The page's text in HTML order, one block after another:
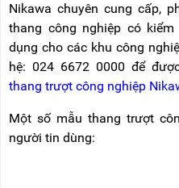
Nikawa chuyên cung cấp,
thang công nghiệp có
dụng cho các khu công
hệ: 024 6672 0000 để
thang trượt công nghiệp
Một số mẫu thang trượt
người tin dùng: